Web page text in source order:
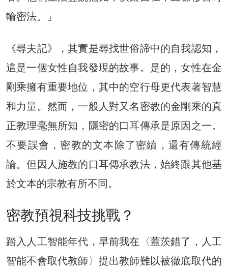
輪密法。」
《尋夫記》，其實是尋找世俗諦中的自我認知，
這是一個女性自我發現的故事。是的，女性在金
剛乘擁有重要地位，其中的空行母更代表著智慧
和力量。然而，一般人對又名密教的金剛乘的真
正教理毫無所知，隱密的口耳傳承是原因之一。
不要誤會，密教的文本除了密續，還有傳統經
論。但因人施教的口耳傳承教法，始終跟其他基
於文本的宗教有所不同。
密教預視科技挑戰？
踏入人工智能年代，早前我在〈蓋茨錯了，人工
智能不會取代教師〉提出教師難以被徹底取代的